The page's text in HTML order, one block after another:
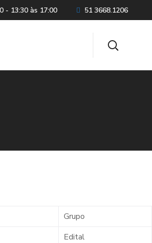
- 13:30 às 17:00 51 3668.1206
Grupo
Edital